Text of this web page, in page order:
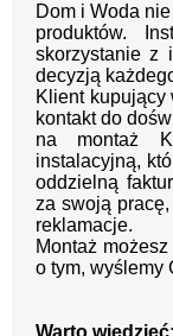
Dom i Woda
produktów.
skorzystanie z
decyzją
Klient kupujący
kontakt do
na montaż
instalacyjną,
oddzielną
za swoją
reklamacje.
Montaż
o tym, wyślemy